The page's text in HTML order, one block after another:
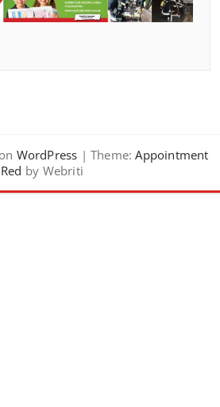
WordPress | Theme: Appointment
Red by Webriti